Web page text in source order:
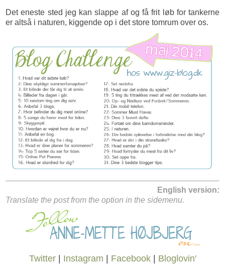
Det eneste sted jeg kan slappe af og få frit løb for tankerne
er altså i naturen, kiggende op i det store tomrum over os.
English version:
Translate the post from the option in the sidemenu.
Twitter| Instagram Facebook| Bloglovin'